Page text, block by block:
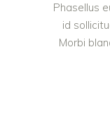
Phasellus
id
Morbi